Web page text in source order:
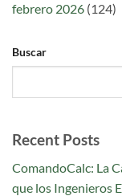
febrero 2026 (124)
Buscar
Recent Posts
ComandoCalc: La
que los Ingenieros